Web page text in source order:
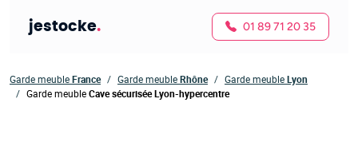
jestocke. 01 89 71 20 35
Garde meubleFrance Garde meubleRhône Garde meubleLyon
Garde meubleCave sécurisée Lyon-hypercentre